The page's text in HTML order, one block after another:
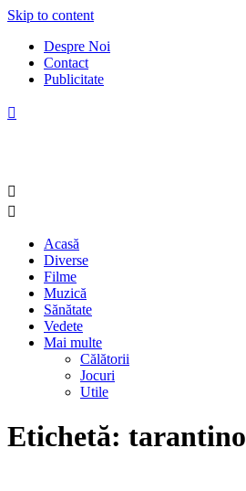
Skip to content
Despre Noi
Contact
Publicitate
Acasă
Diverse
Filme
Muzică
Sănătate
Vedete
Mai multe
Călătorii
Jocuri
Utile
Etichetă: tarantino